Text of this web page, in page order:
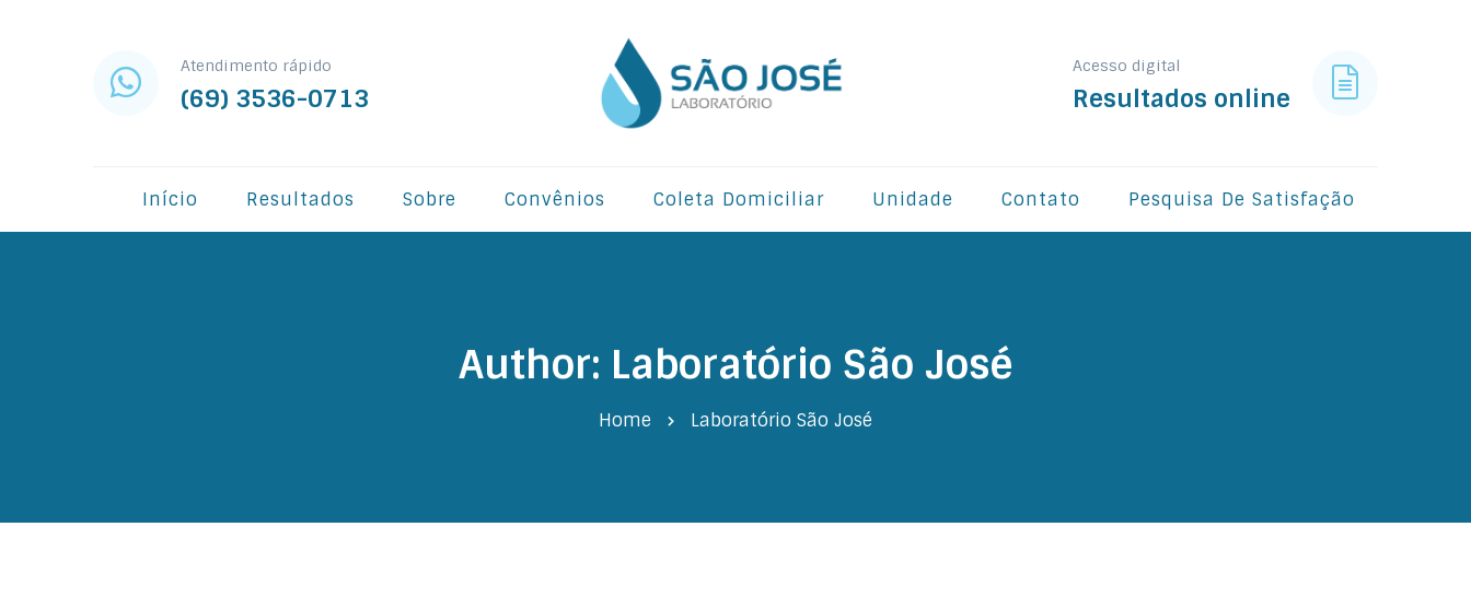
Atendimento rápido
(69) 3536-0713
Acesso digital
Resultados online
Início Resultados Sobre Convênios Coleta Domiciliar Unidade Contato Pesquisa De Satisfação
Author: Laboratório São José
Home Laboratório São José